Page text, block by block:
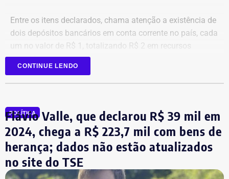
Entre os itens declarados, chama atenção a existência de
dois depósitos bancários em conta corrente no país, cada
um no valor de R$ 1, totalizando R$ 2 em recursos
mantidos em contas correntes.
A tenente-coronel da Polícia Militar Erigreyce Monteiro
em bens, relativos a um apartamento.
CONTINUE LENDO
POLÍTICA
Flávio Valle, que declarou R$ 39 mil em
2024, chega a R$ 223,7 mil com bens de
herança; dados não estão atualizados
no site do TSE